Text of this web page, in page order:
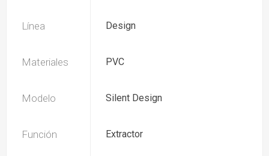
Línea Design
Materiales PVC
Modelo Silent Design
Función Extractor